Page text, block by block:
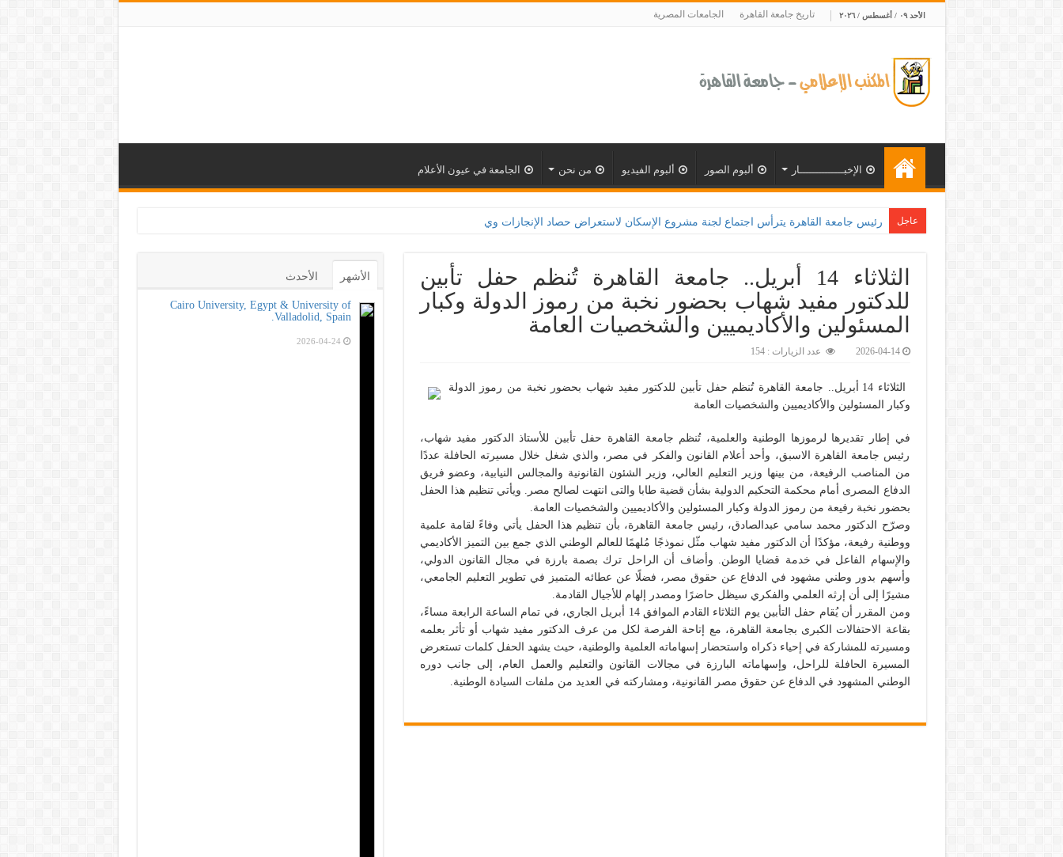
الأحد ٠٩ / أغسطس / ٢٠٢٦ تاريخ جامعة القاهرة الجامعات المصرية
الإخبــــــــــــــار ألبوم الصور ألبوم الفيديو من نحن الجامعة في عيون الأعلام
عاجل
الثلاثاء 14 أبريل.. جامعة القاهرة تُنظم حفل تأبين
للدكتور مفيد شهاب بحضور نخبة من رموز الدولة وكبار
المسئولين والأكاديميين والشخصيات العامة
2026-04-14 عدد الزيارات : 154
الثلاثاء 14 أبريل.. جامعة القاهرة تُنظم حفل تأبين للدكتور مفيد شهاب بحضور نخبة من رموز الدولة
وكبار المسئولين والأكاديميين والشخصيات العامة
في إطار تقديرها لرموزها الوطنية والعلمية، تُنظم جامعة القاهرة حفل تأبين للأستاذ الدكتور مفيد شهاب،
رئيس جامعة القاهرة الاسبق، وأحد أعلام القانون والفكر في مصر، والذي شغل خلال مسيرته الحافلة عددًا
من المناصب الرفيعة، من بينها وزير التعليم العالي، وزير الشئون القانونية والمجالس النيابية، وعضو فريق
الدفاع المصرى أمام محكمة التحكيم الدولية بشأن قضية طابا والتى انتهت لصالح مصر. ويأتي تنظيم هذا الحفل
بحضور نخبة رفيعة من رموز الدولة وكبار المسئولين والأكاديميين والشخصيات العامة.
وصرّح الدكتور محمد سامي عبدالصادق، رئيس جامعة القاهرة، بأن تنظيم هذا الحفل يأتي وفاءً لقامة علمية
ووطنية رفيعة، مؤكدًا أن الدكتور مفيد شهاب مثّل نموذجًا مُلهمًا للعالم الوطني الذي جمع بين التميز الأكاديمي
والإسهام الفاعل في خدمة قضايا الوطن. وأضاف أن الراحل ترك بصمة بارزة في مجال القانون الدولي،
وأسهم بدور وطني مشهود في الدفاع عن حقوق مصر، فضلًا عن عطائه المتميز في تطوير التعليم الجامعي،
مشيرًا إلى أن إرثه العلمي والفكري سيظل حاضرًا ومصدر إلهام للأجيال القادمة.
ومن المقرر أن يُقام حفل التأبين يوم الثلاثاء القادم الموافق 14 أبريل الجاري، في تمام الساعة الرابعة مساءً،
بقاعة الاحتفالات الكبرى بجامعة القاهرة، مع إتاحة الفرصة لكل من عرف الدكتور مفيد شهاب أو تأثر بعلمه
ومسيرته للمشاركة في إحياء ذكراه واستحضار إسهاماته العلمية والوطنية، حيث يشهد الحفل كلمات تستعرض
المسيرة الحافلة للراحل، وإسهاماته البارزة في مجالات القانون والتعليم والعمل العام، إلى جانب دوره
الوطني المشهود في الدفاع عن حقوق مصر القانونية، ومشاركته في العديد من ملفات السيادة الوطنية.
الأشهر الأحدث
Cairo University, Egypt & University of
Valladolid, Spain.
2026-04-24